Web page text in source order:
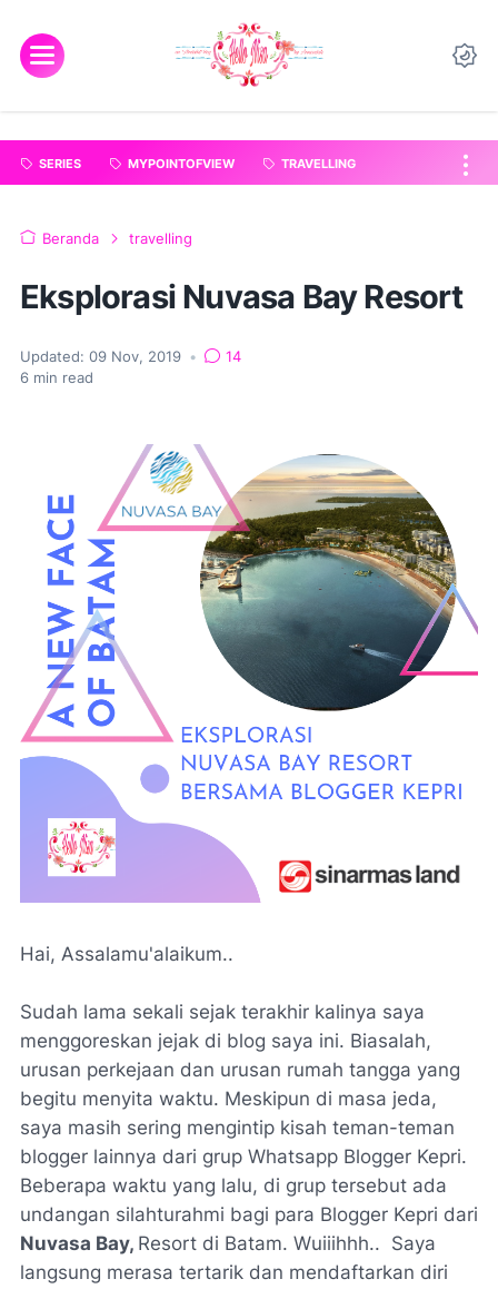
SERIES MYPOINTOFVIEW TRAVELLING
Beranda travelling
Eksplorasi Nuvasa Bay Resort
Updated: 09 Nov, 2019 •
14
6 min read
Hai, Assalamu'alaikum..
Sudah lama sekali sejak terakhir kalinya saya
menggoreskan jejak di blog saya ini. Biasalah,
urusan perkejaan dan urusan rumah tangga yang
begitu menyita waktu. Meskipun di masa jeda,
saya masih sering mengintip kisah teman-teman
blogger lainnya dari grup Whatsapp Blogger Kepri.
Beberapa waktu yang lalu, di grup tersebut ada
undangan silahturahmi bagi para Blogger Kepri dari
Nuvasa Bay, Resort di Batam. Wuiiihhh.. Saya
langsung merasa tertarik dan mendaftarkan diri